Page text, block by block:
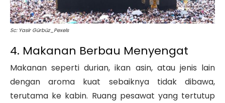
Sc: Yasir Gürbüz_Pexels
4. Makanan Berbau Menyengat
Makanan seperti durian, ikan asin, atau jenis lain
dengan aroma kuat sebaiknya tidak dibawa,
terutama ke kabin. Ruang pesawat yang tertutup